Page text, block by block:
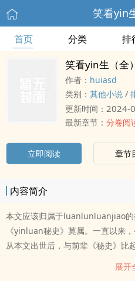
笑看yin
首页 分类 排
笑看yin生（全）
作者： huiasd
类别： 其他小说 /
更新时间： 2024-
最新章节： 分卷阅
立即阅读 章节
内容简介
本文应该归属于luanlunluanjiao的
《yinluan秘史》莫属。一直以来
从本文出世后，与前辈《秘史》比
逊se。尤其是在caobi的想法和类
两部作品的一个突出共同点，在
展开